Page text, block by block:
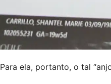
Para ela, portanto, o tal